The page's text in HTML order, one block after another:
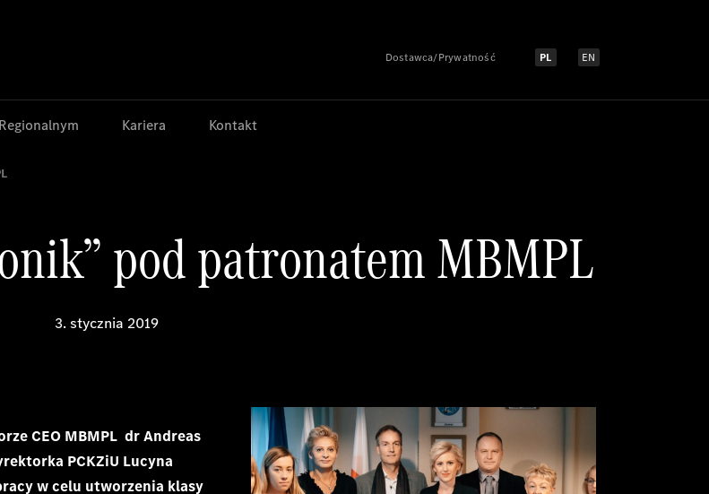
Dostawca/Prywatność Select language:
PL Select language:
EN
Kariera Kontakt
pod patronatem MBMPL
3. stycznia 2019
CEO MBMPL dr Andreas
PCKZiU Lucyna
w celu utworzenia klasy